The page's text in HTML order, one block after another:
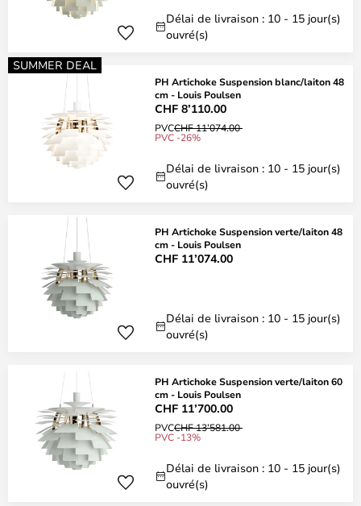
Délai de livraison : 10 - 15 jour(s)
ouvré(s)
SUMMER DEAL
PH Artichoke Suspension blanc/laiton 48
cm - Louis Poulsen
CHF 8’110.00
PVCCHF 11’074.00
PVC -26%
Délai de livraison : 10 - 15 jour(s)
ouvré(s)
PH Artichoke Suspension verte/laiton 48
cm - Louis Poulsen
CHF 11’074.00
Délai de livraison : 10 - 15 jour(s)
ouvré(s)
PH Artichoke Suspension verte/laiton 60
cm - Louis Poulsen
CHF 11’700.00
PVCCHF 13’581.00
PVC -13%
Délai de livraison : 10 - 15 jour(s)
ouvré(s)